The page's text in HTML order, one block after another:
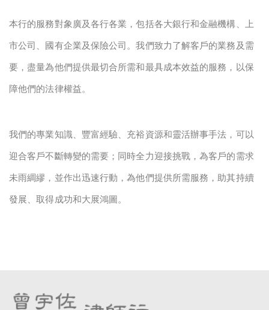
本行的服務對象廣及各行各業，包括各大銀行和金融機構、上
市公司、國有企業及保險公司。我們致力了解客戶的業務及需
要，盡量為他們提供最切合所需和最具成本效益的服務，以保
障他們的法律權益。
我們的專業知識、豐富經驗、充裕資源和靈活辦事手法，可以
迎合客戶不斷轉變的需要；同時全力迎接挑戰，為客戶的需求
未雨綢繆，並作出迅速行動，為他們提供所需服務，助其持續
發展、取得成功和大展鴻圖。